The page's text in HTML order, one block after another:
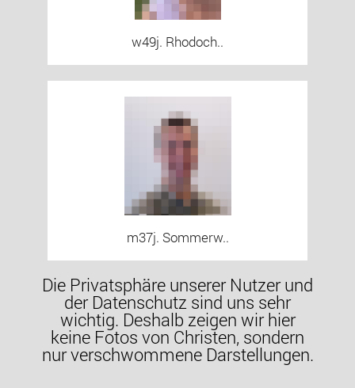
w49j. Rhodoch..
m37j. Sommerw..
Die Privatsphäre unserer Nutzer und
der Datenschutz sind uns sehr
wichtig. Deshalb zeigen wir hier
keine Fotos von Christen, sondern
nur verschwommene Darstellungen.